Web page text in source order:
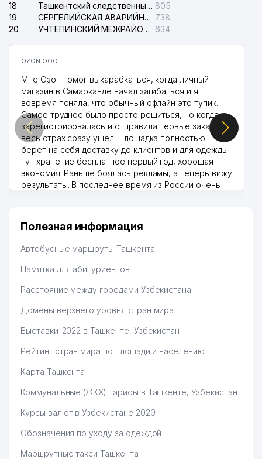
18
Ташкентский следственный изолятор 805
19
СЕРГЕЛИЙСКАЯ АВАРИЙНАЯ СЛУЖБА ЭЛЕКТРОСЕТИ 738
20
УЧТЕПИНСКИЙ МЕЖРАЙОННЫЙ СУД ПО ГРАЖДАНСКИМ ДЕЛАМ 634
OZON ООО
Мне Озон помог выкарабкаться, когда личный
магазин в Самарканде начал загибаться и я
вовремя поняла, что обычный офлайн это тупик.
Самое трудное было просто решиться, но когда
зарегистрировалась и отправила первые заказы,
весь страх сразу ушел. Площадка полностью
берет на себя доставку до клиентов и для одежды
тут хранение бесплатное первый год, хорошая
экономия. Раньше боялась рекламы, а теперь вижу
результаты. В последнее время из России очень
Hamida 03.08.2026 12:45:39
Полезная информация
Автобусные маршруты Ташкента
Памятка для абитуриентов
Расстояние между городами Узбекистана
Домены верхнего уровня стран мира
Выставки-2022 в Ташкенте, Узбекистан
Рейтинг стран мира по площади и населению
Карта Ташкента
Коммунальные (ЖКХ) тарифы в Ташкенте, Узбекистан
Курсы валют в Узбекистане 2020
Обозначения по уходу за одеждой
Маршрутные такси Ташкента